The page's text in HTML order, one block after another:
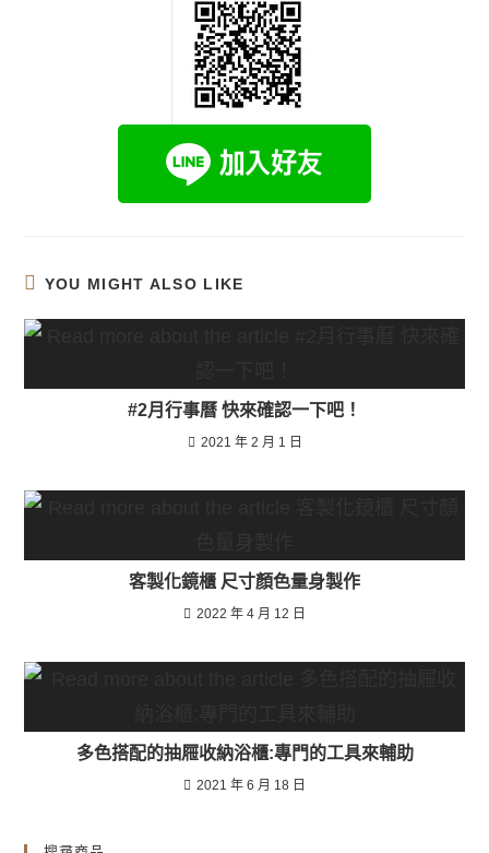
YOU MIGHT ALSO LIKE
#2月行事曆 快來確認一下吧！
2021 年 2 月 1 日
客製化鏡櫃 尺寸顏色量身製作
2022 年 4 月 12 日
多色搭配的抽屜收納浴櫃:專門的工具來輔助
2021 年 6 月 18 日